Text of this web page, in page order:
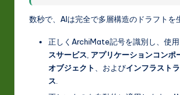
数秒で、AIは完全で多層構造のドラフトを
正しくArchiMate記号を識別し、使用
スサービス アプリケーションコンポ
オブジェクト
、およびインフラスト
ス